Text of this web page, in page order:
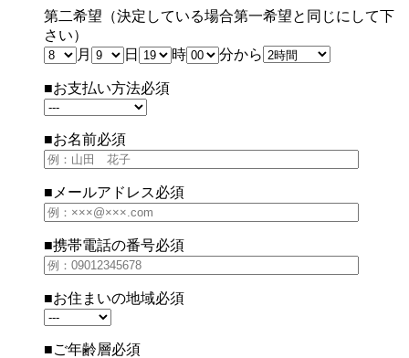
第二希望（決定している場合第一希望と同じにして下
さい）
月
日 時 分から
■お支払い方法必須
■お名前必須
■メールアドレス必須
■携帯電話の番号必須
■お住まいの地域必須
■ご年齢層必須